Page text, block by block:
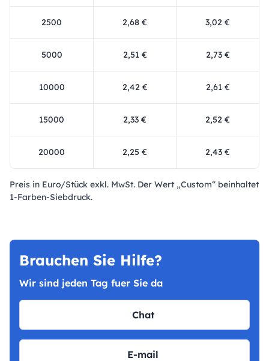
2500 2,68 € 3,02 €
5000 2,51 € 2,73 €
10000 2,42 € 2,61 €
15000 2,33 € 2,52 €
20000 2,25 € 2,43 €
Preis in Euro/Stück exkl. MwSt. Der Wert „Custom“ beinhaltet
1-Farben-Siebdruck.
Brauchen Sie Hilfe?
Wir sind jeden Tag fuer Sie da
Chat
E-mail